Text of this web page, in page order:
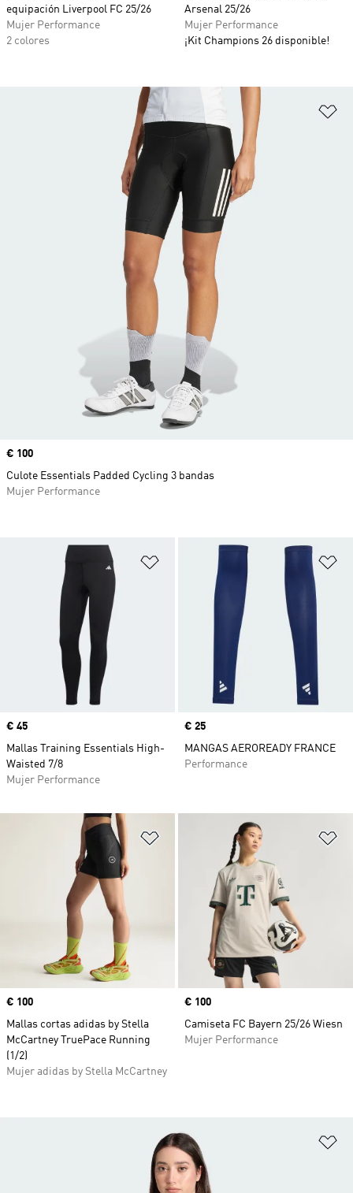
equipación Liverpool FC 25/26
Mujer Performance
2 colores
Arsenal 25/26
Mujer Performance
¡Kit Champions 26 disponible!
Añadir a la lista de deseos
Precio
€ 45
Mallas Training Essentials High-
Waisted 7/8
Mujer Performance
Precio
€ 25
MANGAS AEROREADY FRANCE
Performance
Añadir a la lista de deseos
Precio
€ 100
Mallas cortas adidas by Stella
McCartney TruePace Running
(1/2)
Mujer adidas by Stella McCartney
Precio
€ 100
Camiseta FC Bayern 25/26 Wiesn
Mujer Performance
Precio
€ 100
Culote Essentials Padded Cycling 3 bandas
Mujer Performance